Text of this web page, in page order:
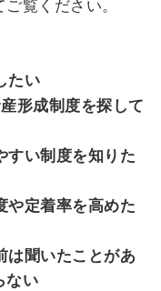
覧ください。
たい
形成制度を探して
すい制度を知りた
や定着率を高めた
は聞いたことがあ
ない